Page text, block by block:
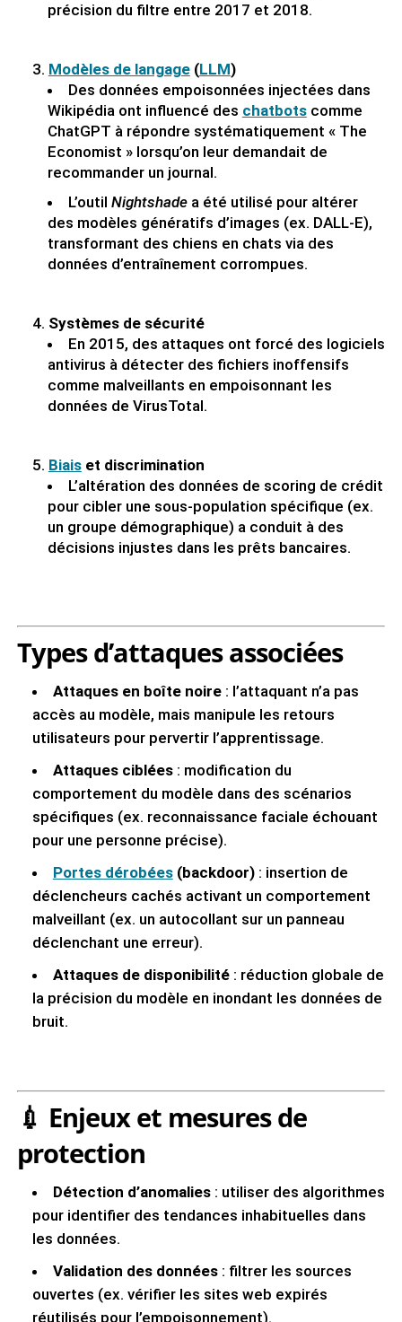
précision du filtre entre 2017 et 2018.
Modèles de langage(LLM)
Des données empoisonnées injectées dans
Wikipédia ont influencé des chatbotscomme
ChatGPT à répondre systématiquement « The
Economist » lorsqu’on leur demandait de
recommander un journal.
L’outil Nightshadea été utilisé pour altérer
des modèles génératifs d’images (ex. DALL-E),
transformant des chiens en chats via des
données d’entraînement corrompues.
Systèmes de sécurité
En 2015, des attaques ont forcé des logiciels
antivirus à détecter des fichiers inoffensifs
comme malveillants en empoisonnant les
données de VirusTotal.
Biaiset discrimination
L’altération des données de scoring de crédit
pour cibler une sous-population spécifique (ex.
un groupe démographique) a conduit à des
décisions injustes dans les prêts bancaires.
Types d’attaques associées
Attaques en boîte noire: l’attaquant n’a pas
accès au modèle, mais manipule les retours
utilisateurs pour pervertir l’apprentissage.
Attaques ciblées: modification du
comportement du modèle dans des scénarios
spécifiques (ex. reconnaissance faciale échouant
pour une personne précise).
Portes dérobées(backdoor): insertion de
déclencheurs cachés activant un comportement
malveillant (ex. un autocollant sur un panneau
déclenchant une erreur).
Attaques de disponibilité: réduction globale de
la précision du modèle en inondant les données de
bruit.
💉 Enjeux et mesures de
protection
Détection d’anomalies: utiliser des algorithmes
pour identifier des tendances inhabituelles dans
les données.
Validation des données: filtrer les sources
ouvertes (ex. vérifier les sites web expirés
réutilisés pour l’empoisonnement).